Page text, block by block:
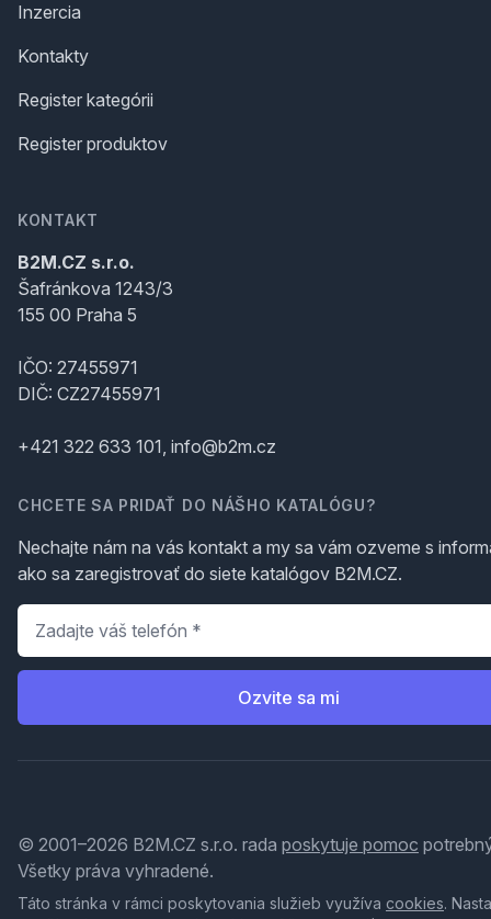
Inzercia
Kontakty
Register kategórii
Register produktov
KONTAKT
B2M.CZ s.r.o.
Šafránkova 1243/3
155 00 Praha 5
IČO: 27455971
DIČ: CZ27455971
+421 322 633 101, info@b2m.cz
CHCETE SA PRIDAŤ DO NÁŠHO KATALÓGU?
Nechajte nám na vás kontakt a my sa vám ozveme s
ako sa zaregistrovať do siete katalógov B2M.CZ.
Telefón
Ozvite sa mi
© 2001–2026 B2M.CZ s.r.o. rada poskytuje pomoc
Všetky práva vyhradené.
Táto stránka v rámci poskytovania služieb využíva cookies.